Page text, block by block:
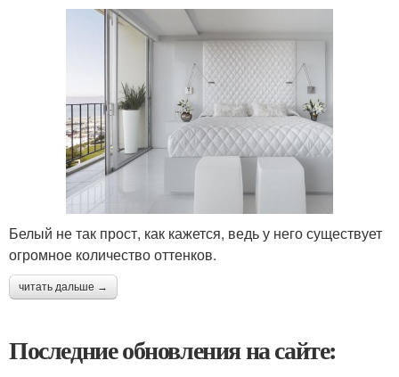
Белый не так прост, как кажется, ведь у него существует
огромное количество оттенков.
читать дальше →
Последние обновления на сайте: